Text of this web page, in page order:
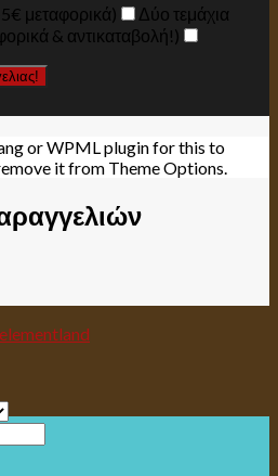
μεταφορικά)
Δύο τεμάχια
& αντικαταβολή!)
or WPML plugin for this to
it from Theme Options.